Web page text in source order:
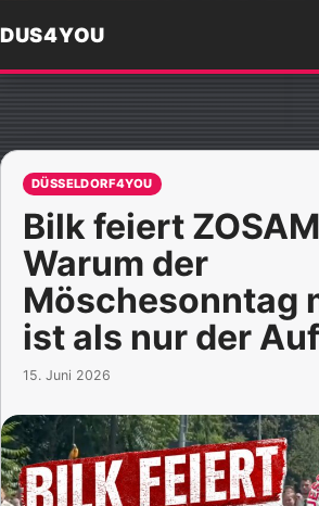
DUS4YOU
DÜSSELDORF4YOU
Bilk feiert
Warum der
Möschesonntag
ist als nur der
15. Juni 2026